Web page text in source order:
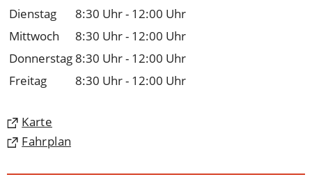
Dienstag
8:30 Uhr - 12:00 Uhr
Mittwoch
8:30 Uhr - 12:00 Uhr
Donnerstag 8:30 Uhr - 12:00 Uhr
Freitag
8:30 Uhr - 12:00 Uhr
Karte
(Öffnet
in Fahrplan
(Öffnet